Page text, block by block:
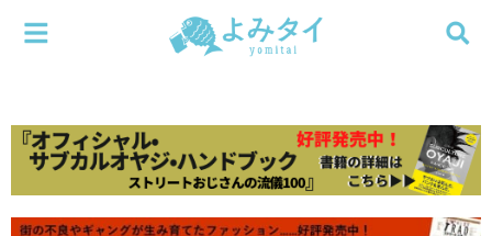
新着
連載
検索する
メニューを閉じる